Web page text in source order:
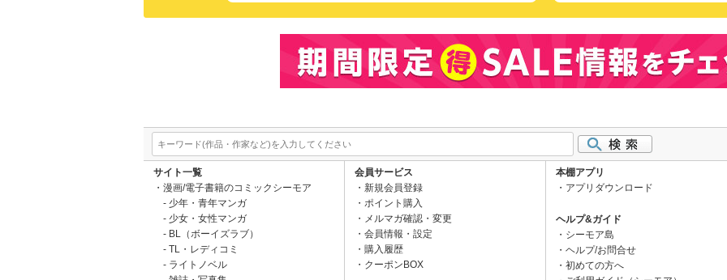
サイト一覧
漫画/電子書籍のコミックシーモア
少年・青年マンガ
少女・女性マンガ
BL（ボーイズラブ）
TL・レディコミ
ライトノベル
会員サービス
新規会員登録
ポイント購入
メルマガ確認・変更
会員情報・設定
購入履歴
クーポンBOX
本棚アプリ
アプリダウンロード
ヘルプ&ガイド
シーモア島
ヘルプ/お問合せ
初めての方へ